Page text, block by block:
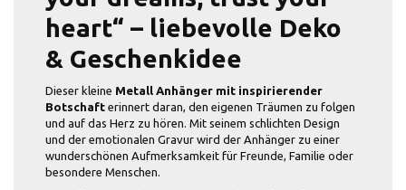
heart“ – liebevolle Deko
& Geschenkidee
Dieser kleine Metall Anhänger mit inspirierender
Botschaft erinnert daran, den eigenen Träumen zu folgen
und auf das Herz zu hören. Mit seinem schlichten Design
und der emotionalen Gravur wird der Anhänger zu einer
wunderschönen Aufmerksamkeit für Freunde, Familie oder
besondere Menschen.